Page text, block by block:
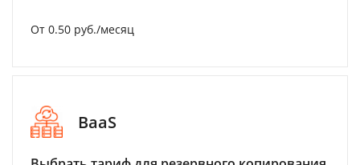
От 0.50 руб./месяц
BaaS